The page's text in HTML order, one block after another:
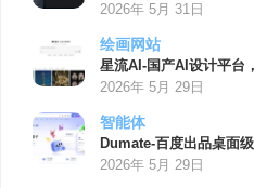
2026年 5月 31日
绘画网站
星流AI-国产AI设计平台
2026年 5月 29日
智能体
Dumate-百度出品桌面
2026年 5月 29日